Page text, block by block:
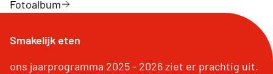
Fotoalbum
Smakelijk eten
ons jaarprogramma 2025 - 2026 ziet er prachtig uit.